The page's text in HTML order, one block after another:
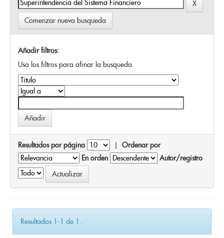
Comenzar nueva busqueda
Añadir filtros:
Usa los filtros para afinar la busqueda.
Resultados por página | Ordenar por
En orden
Autor/registro
Resultados 1-1 de 1.